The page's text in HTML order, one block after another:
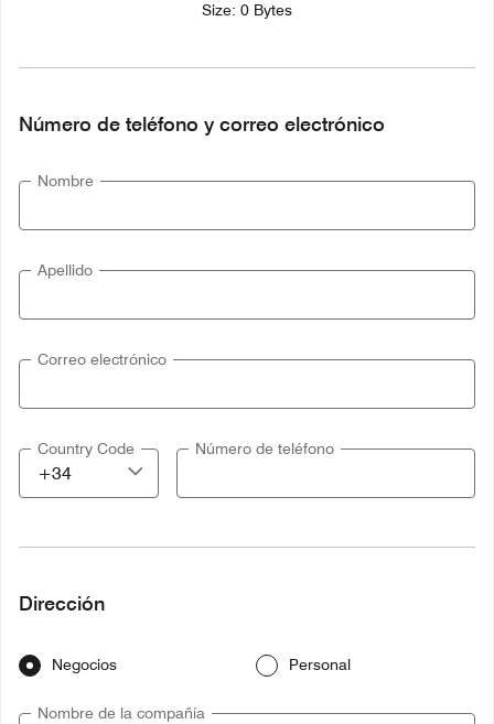
Size: 0 Bytes
Número de teléfono y correo electrónico
Nombre
Apellido
Correo electrónico
Country Code Número de teléfono
Dirección
Negocios Personal
Nombre de la compañía